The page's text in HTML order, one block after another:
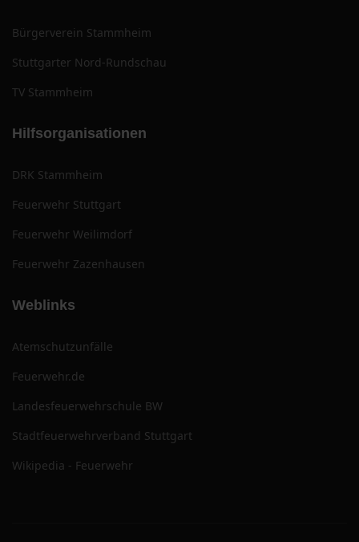
Bürgerverein Stammheim
Stuttgarter Nord-Rundschau
TV Stammheim
Hilfsorganisationen
DRK Stammheim
Feuerwehr Stuttgart
Feuerwehr Weilimdorf
Feuerwehr Zazenhausen
Weblinks
Atemschutzunfälle
Feuerwehr.de
Landesfeuerwehrschule BW
Stadtfeuerwehrverband Stuttgart
Wikipedia - Feuerwehr